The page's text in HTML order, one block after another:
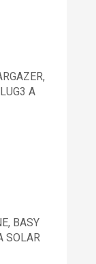
A
BASY
SOLAR